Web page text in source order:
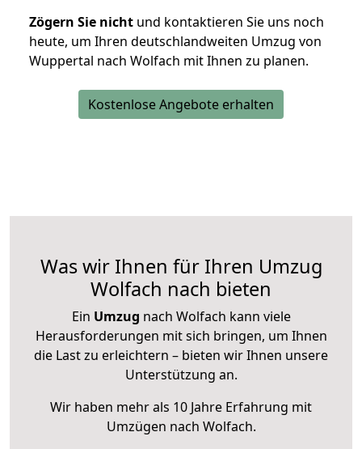
Zögern Sie nicht und kontaktieren Sie uns noch
heute, um Ihren deutschlandweiten Umzug von
Wuppertal nach Wolfach mit Ihnen zu planen.
Kostenlose Angebote erhalten
Was wir Ihnen für Ihren Umzug
Wolfach nach bieten
Ein Umzug nach Wolfach kann viele
Herausforderungen mit sich bringen, um Ihnen
die Last zu erleichtern – bieten wir Ihnen unsere
Unterstützung an.
Wir haben mehr als 10 Jahre Erfahrung mit
Umzügen nach Wolfach.